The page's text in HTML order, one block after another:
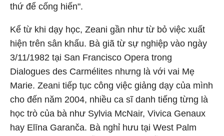
thứ để cống hiến".
Kể từ khi dạy học, Zeani gần như từ bỏ việc xuất
hiện trên sân khấu. Bà giã từ sự nghiệp vào ngày
3/11/1982 tại San Francisco Opera trong
Dialogues des Carmélites nhưng là với vai Mẹ
Marie. Zeani tiếp tục công việc giảng dạy của mình
cho đến năm 2004, nhiều ca sĩ danh tiếng từng là
học trò của bà như Sylvia McNair, Vivica Genaux
hay Elīna Garanča. Bà nghỉ hưu tại West Palm